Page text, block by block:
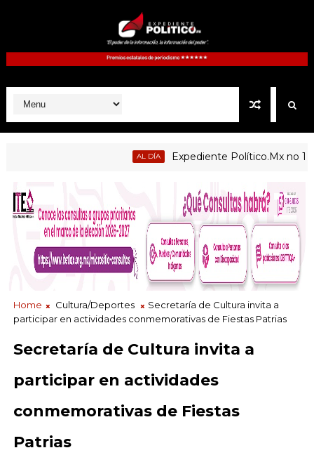
AL DÍA Expediente Político.Mx no 1126
Home Cultura/Deportes
Secretaría de Cultura invita a
participar en actividades conmemorativas de Fiestas Patrias
Secretaría de Cultura invita a
participar en actividades
conmemorativas de Fiestas
Patrias